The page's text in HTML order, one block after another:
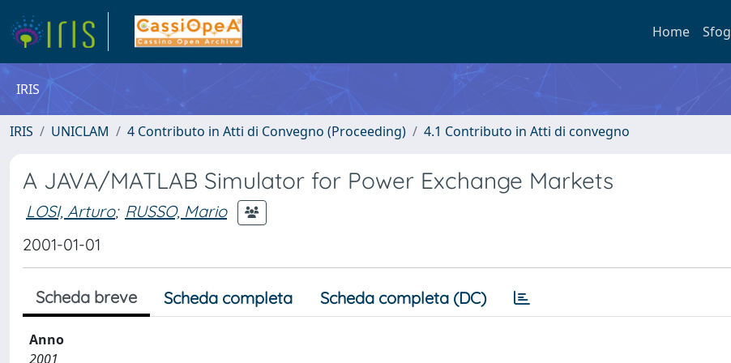
Home
IRIS
IRIS UNICLAM 4 Contributo in Atti di Convegno (Proceeding) 4.1 Contributo in Atti di convegno
A JAVA/MATLAB Simulator for Power Exchange Markets
LOSI, Arturo; RUSSO, Mario
2001-01-01
Scheda breve Scheda completa Scheda completa (DC)
Anno
2001